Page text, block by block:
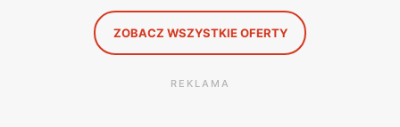
ZOBACZ WSZYSTKIE OFERTY
REKLAMA